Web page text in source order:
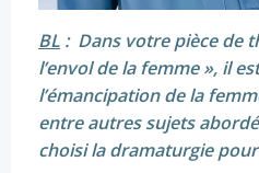
BL : Dans votre pièce de
l’envol de la femme », il
l’émancipation de la
entre autres sujets
choisi la dramaturgie